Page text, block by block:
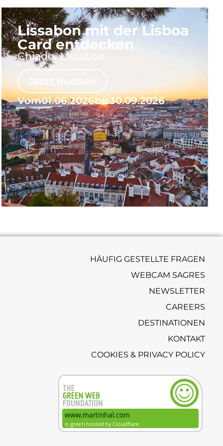
Lissabon mit der Lisboa
Card entdecken
Chiado, Lissabon
Jetzt Buchen
Vom01.06.2026bis30.09.2026
HÄUFIG GESTELLTE FRAGEN
WEBCAM SAGRES
NEWSLETTER
CAREERS
DESTINATIONEN
KONTAKT
COOKIES & PRIVACY POLICY